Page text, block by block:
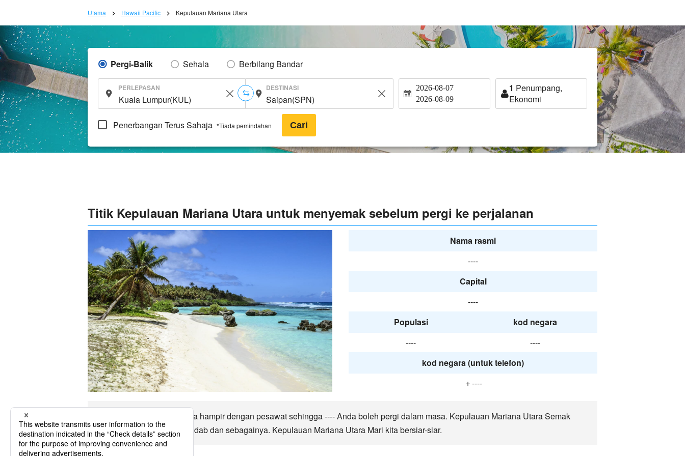
Utama Hawaii Pacific Kepulauan Mariana Utara
Pergi-Balik Sehala Berbilang Bandar
PERLEPASAN DESTINASI 2026-08-07
2026-08-09
1 Penumpang,
Ekonomi
Penerbangan Terus Sahaja *Tiada pemindahan Cari
Titik Kepulauan Mariana Utara untuk menyemak sebelum pergi ke perjalanan
Nama rasmi
----
Capital
----
Populasi
kod negara
----
----
kod negara (untuk telefon)
＋----
Kepulauan Mariana Utara Ia hampir dengan pesawat sehingga ---- Anda boleh pergi dalam masa. Kepulauan Mariana Utara Semak
iklim, mata wang, agama, adab dan sebagainya. Kepulauan Mariana Utara Mari kita bersiar-siar.